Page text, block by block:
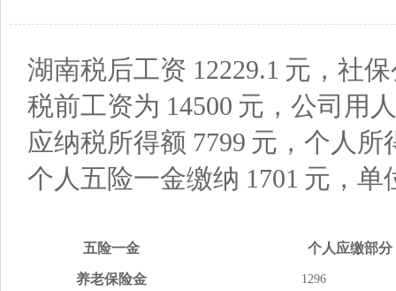
湖南税后工资 12229.1 元，社
税前工资为 14500 元，公司用
应纳税所得额 7799 元，个人所
个人五险一金缴纳 1701 元，单
五险一金 个人应缴部分
养老保险金 1296